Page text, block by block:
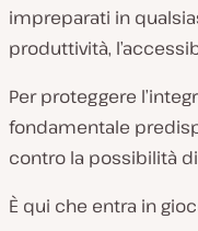
impreparati in
produttività,
Per proteggere
fondamentale
contro la possibilità
È qui che entra in